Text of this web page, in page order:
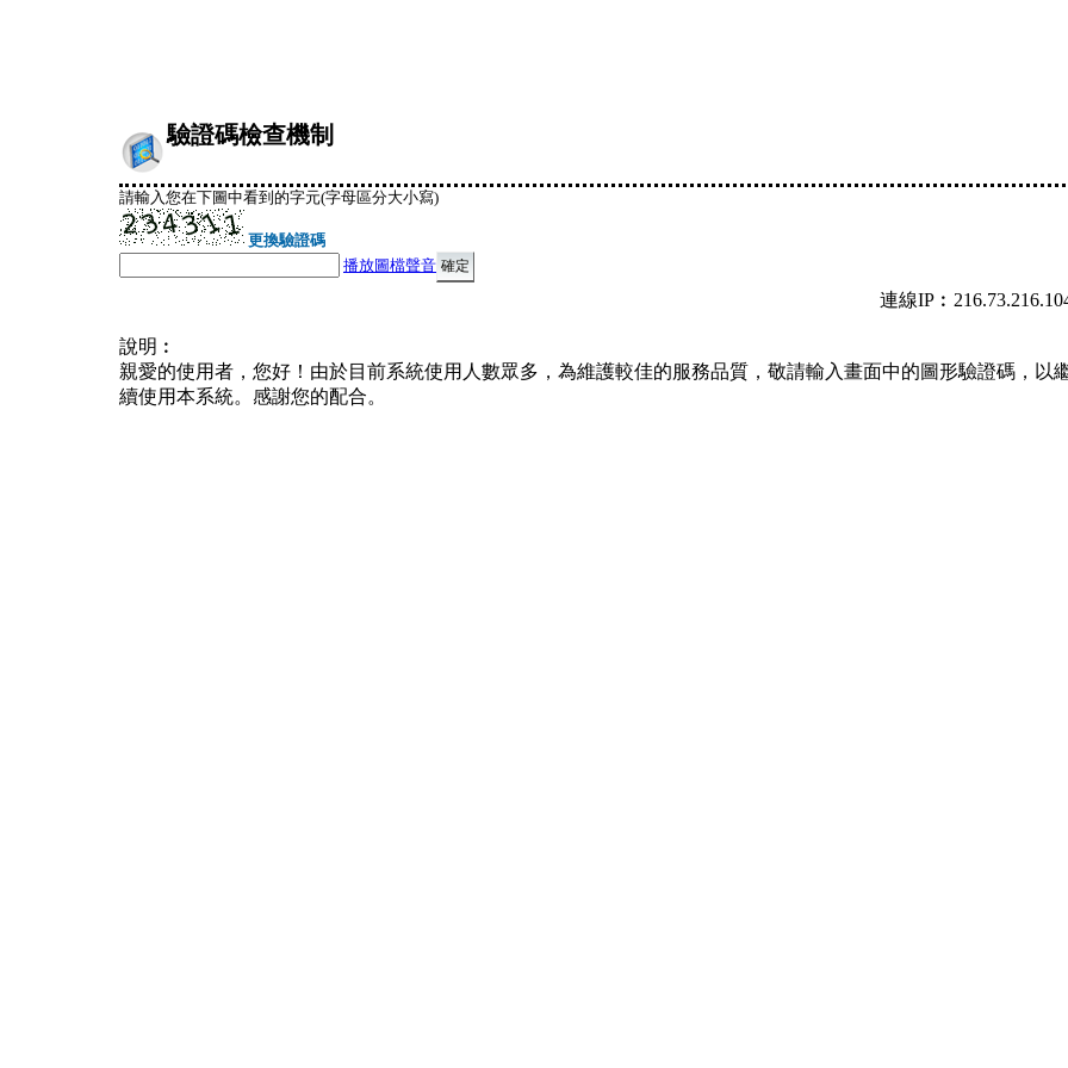
驗證碼檢查機制
請輸入您在下圖中看到的字元(字母區分大小寫)
更換驗證碼
播放圖檔聲音
連線
說明︰
親愛的使用者，您好！由於目前系統使用人數眾多，為維護較佳的服務品質，敬請輸入畫面中的圖形驗證碼，以
續使用本系統。感謝您的配合。